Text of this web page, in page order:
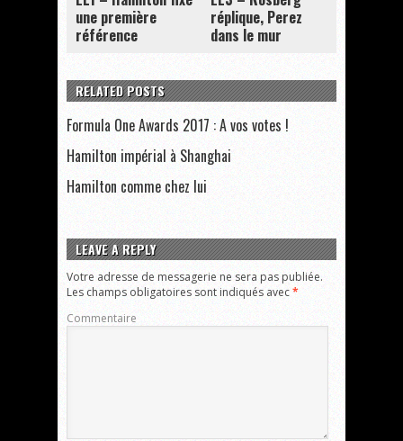
une première
référence
réplique, Perez
dans le mur
RELATED POSTS
Formula One Awards 2017 : A vos votes !
Hamilton impérial à Shanghai
Hamilton comme chez lui
LEAVE A REPLY
Votre adresse de messagerie ne sera pas publiée.
Les champs obligatoires sont indiqués avec*
Commentaire